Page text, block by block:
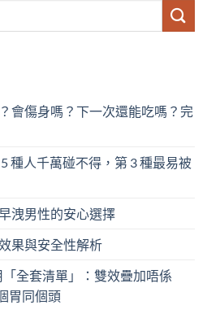
會傷身嗎？下一次還能吃嗎？完
種人千萬碰不得，第 3 種最易被
洩男性的安心選擇
果與安全性解析
全套清單」：雙效疊加唔係
胃同個頭